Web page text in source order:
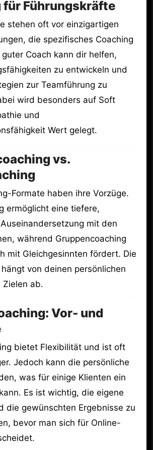
für Führungskräfte
stehen oft vor einzigartigen
die spezifisches Coaching
Coach kann dir helfen,
zu entwickeln und
zur Teamführung zu
wird besonders auf Soft
und
Wert gelegt.
vs.
Formate haben ihre Vorzüge.
ermöglicht eine tiefere,
mit den
während Gruppencoaching
mit Gleichgesinnten fördert. Die
von deinen persönlichen
Zielen ab.
Vor- und
bietet Flexibilität und ist oft
Jedoch kann die persönliche
was für einige Klienten ein
Es ist wichtig, die eigene
die gewünschten Ergebnisse zu
bevor man sich für Online-